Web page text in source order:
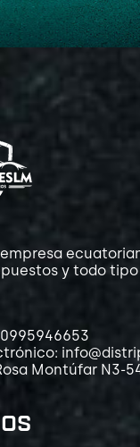
y todo
Montúfar N3-